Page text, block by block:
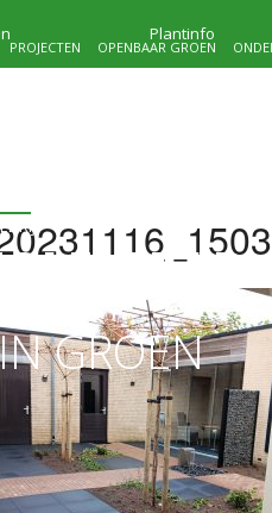
GROEN
OPENBAAR GROEN
PROJECTEN
Plantinfo